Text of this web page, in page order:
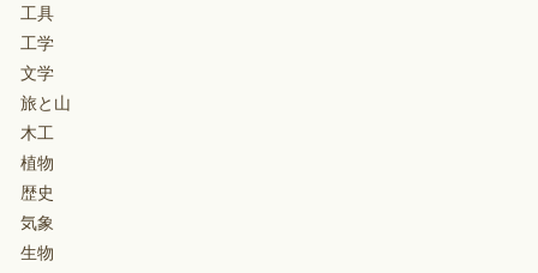
工具
工学
文学
旅と山
木工
植物
歴史
気象
生物